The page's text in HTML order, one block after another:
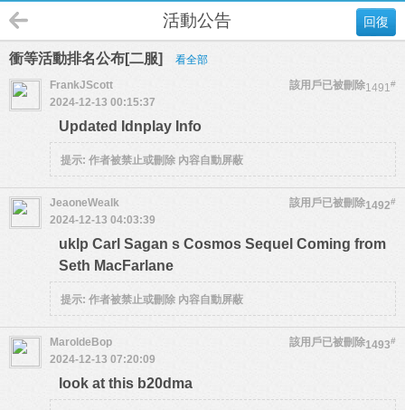
回復
活動公告
衝等活動排名公布[二服] 看全部
1491#
FrankJScott
該用戶已被刪除
2024-12-13 00:15:37
Updated Idnplay Info
提示: 作者被禁止或刪除 內容自動屏蔽
1492#
JeaoneWealk
該用戶已被刪除
2024-12-13 04:03:39
uklp Carl Sagan s Cosmos Sequel Coming from
Seth MacFarlane
提示: 作者被禁止或刪除 內容自動屏蔽
1493#
MaroldeBop
該用戶已被刪除
2024-12-13 07:20:09
look at this b20dma